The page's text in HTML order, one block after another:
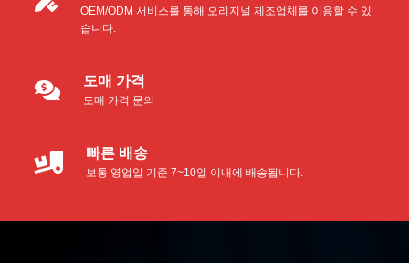
극세사 면봉
산업용 폼 면봉
감열식 프린터 청소 키트
OEM/ODM 서비스를 통해 오리지널 제조업체를 이용할 수 있
습니다.
도매 가격
도매 가격 문의
빠른 배송
보통 영업일 기준 7~10일 이내에 배송됩니다.